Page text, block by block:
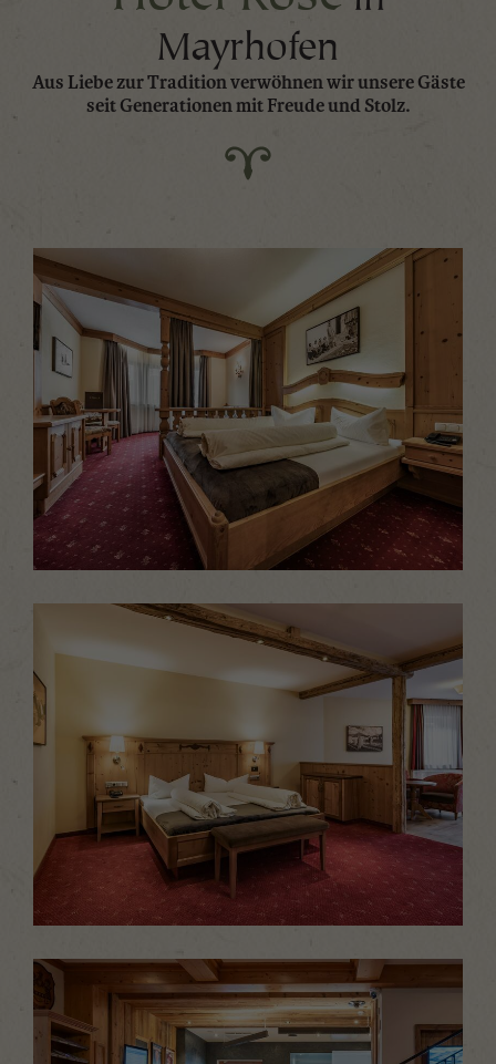
Mayrhofen
Aus Liebe zur Tradition verwöhnen wir unsere Gäste
seit Generationen mit Freude und Stolz.